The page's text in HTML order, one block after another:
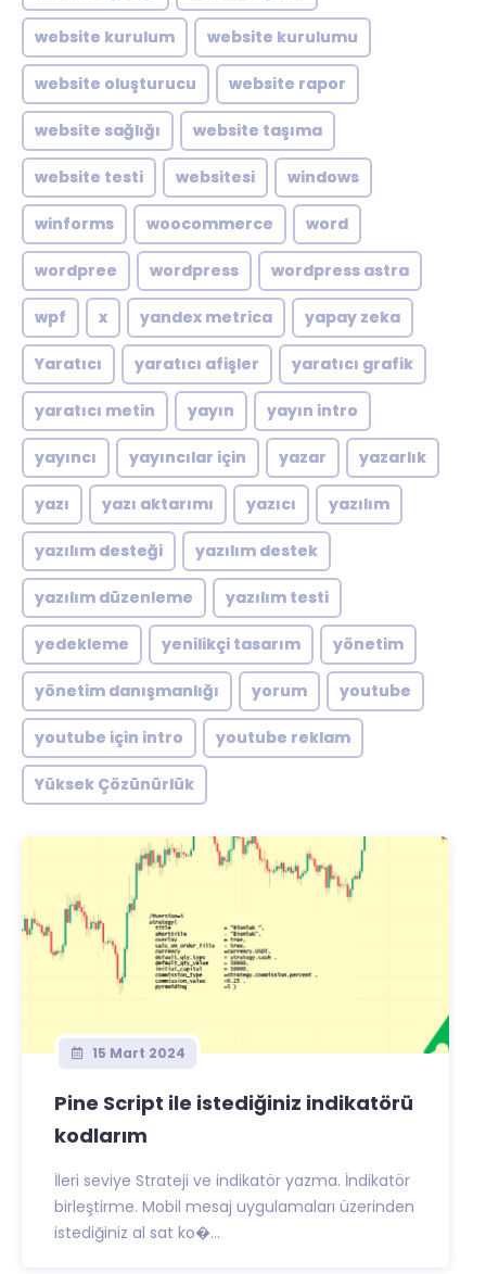
website kurulum website kurulumu
website oluşturucu website rapor
website sağlığı website taşıma
website testi websitesi windows
winforms woocommerce word
wordpree wordpress wordpress astra
wpf x yandex metrica yapay zeka
Yaratıcı yaratıcı afişler yaratıcı grafik
yaratıcı metin yayın yayın intro
yayıncı yayıncılar için yazar yazarlık
yazı yazı aktarımı yazıcı yazılım
yazılım desteği yazılım destek
yazılım düzenleme yazılım testi
yedekleme yenilikçi tasarım yönetim
yönetim danışmanlığı yorum youtube
youtube için intro youtube reklam
Yüksek Çözünürlük
15 Mart 2024
Pine Script ile istediğiniz indikatörü
kodlarım
İleri seviye Strateji ve indikatör yazma. İndikatör
birleştirme. Mobil mesaj uygulamaları üzerinden
istediğiniz al sat ko�...